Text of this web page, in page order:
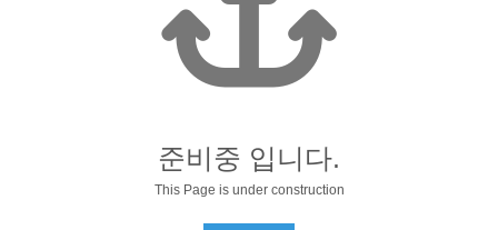
준비중 입니다.
This Page is under construction